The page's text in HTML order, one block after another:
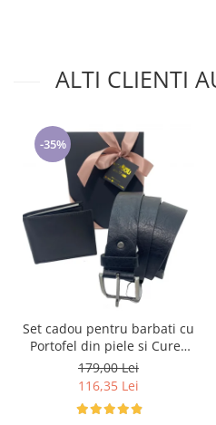
ALTI CLIENTI
-35%
Set cadou pentru barbati cu
Portofel din piele si Curea
de barbati, negru 2210-4
179,00 Lei
116,35 Lei